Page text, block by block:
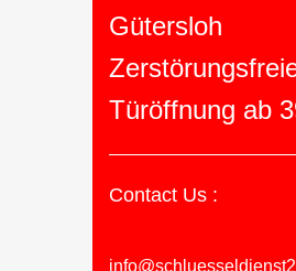
Gütersloh
Türöffnung ab
Contact Us :